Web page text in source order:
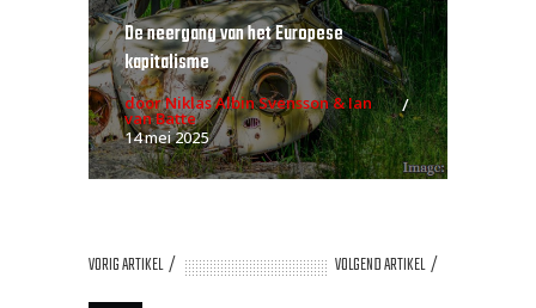
De neergang van het Europese
kapitalisme
door Niklas Albin Svensson & Ian
van Batte
14 mei 2025
VORIG ARTIKEL VOLGEND ARTIKEL